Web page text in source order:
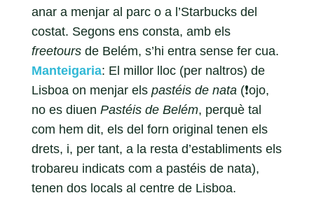
anar a menjar al parc o a l’Starbucks del
costat. Segons ens consta, amb els
freetoursde Belém, s’hi entra sense fer cua.
Manteigaria: El millor lloc (per naltros) de
Lisboa on menjar els pastéis de nata(❗️ojo,
no es diuen Pastéis de Belém, perquè tal
com hem dit, els del forn original tenen els
drets, i, per tant, a la resta d’establiments els
trobareu indicats com a pastéis de nata),
tenen dos locals al centre de Lisboa.